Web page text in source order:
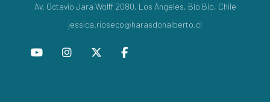
Av. Octavio Jara Wolff 2080, Los Ángeles, Bío Bío, Chile
jessica.rioseco@harasdonalberto.cl